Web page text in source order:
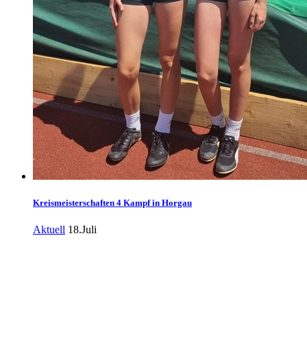
Kreismeisterschaften 4 Kampf in Horgau
Aktuell 18.Juli